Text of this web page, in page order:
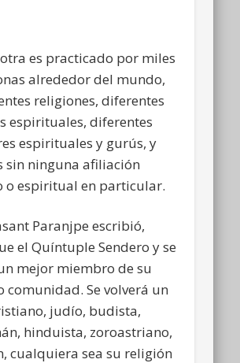
es practicado por miles
alrededor del mundo,
religiones, diferentes
espirituales, diferentes
espirituales y gurús, y
sin ninguna afiliación
o espiritual en particular.
Paranjpe escribió,
el Quíntuple Sendero y se
mejor miembro de su
comunidad. Se volverá un
judío, budista,
hinduista, zoroastriano,
cualquiera sea su religión